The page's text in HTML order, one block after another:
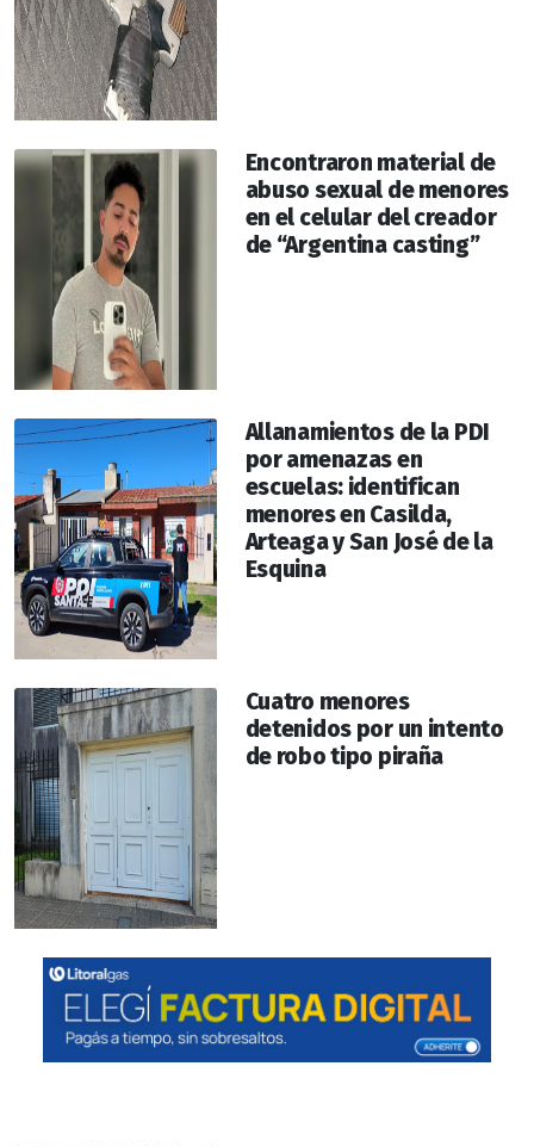
Encontraron material de
abuso sexual de menores
en el celular del creador
de “Argentina casting”
Allanamientos de la PDI
por amenazas en
escuelas: identifican
menores en Casilda,
Arteaga y San José de la
Esquina
Cuatro menores
detenidos por un intento
de robo tipo piraña